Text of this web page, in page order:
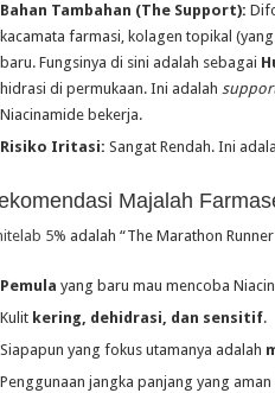
Bahan Tambahan (The Support):
kacamata farmasi, kolagen topikal
baru. Fungsinya di sini adalah sebagai
hidrasi di permukaan. Ini adalah
Niacinamide bekerja.
Risiko Iritasi: Sangat Rendah. Ini
Majalah
5% adalah “The Marathon
Pemula yang baru mau mencoba
Kulit kering, dehidrasi, dan sensitif.
Siapapun yang fokus utamanya adalah
Penggunaan jangka panjang yang